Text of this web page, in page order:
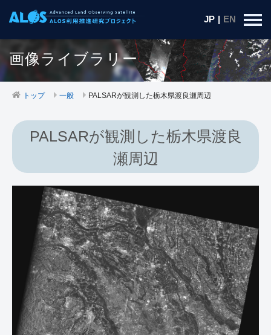
JP | EN
画像ライブラリー
トップ 一般 PALSARが観測した栃木県渡良瀬周辺
PALSARが観測した栃木県渡良
瀬周辺